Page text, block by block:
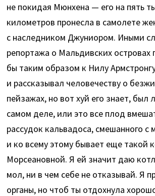
не покидая Мюнхена — его на пять
километров пронесла в самолете
с наследником Джуниором. Иными
репортажа о Мальдивских островах
бы таким образом к Нилу
и рассказывал человечеству о
пейзажах, но вот хуй его знает, был
самом деле, или это все плод
рассудок кальвадоса, смешанного с
и ко всему этому бывает еще такой
Морсеановной. Я ей значит даю
мол, ни в чем себе не отказывай. Я
органы, но чтоб ты отдохнула